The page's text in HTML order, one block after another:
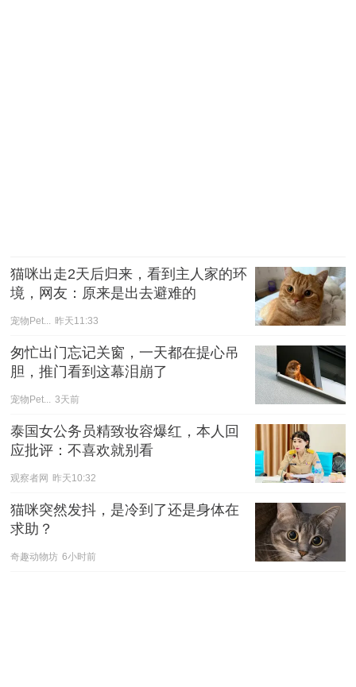
猫咪出走2天后归来，看到主人家的环
境，网友：原来是出去避难的
宠物Pet... 昨天11:33
匆忙出门忘记关窗，一天都在提心吊
胆，推门看到这幕泪崩了
宠物Pet... 3天前
泰国女公务员精致妆容爆红，本人回
应批评：不喜欢就别看
观察者网 昨天10:32
猫咪突然发抖，是冷到了还是身体在
求助？
奇趣动物坊 6小时前